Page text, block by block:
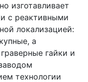
изготавливает
с реактивными
локализацией:
а
гайки и
технологии